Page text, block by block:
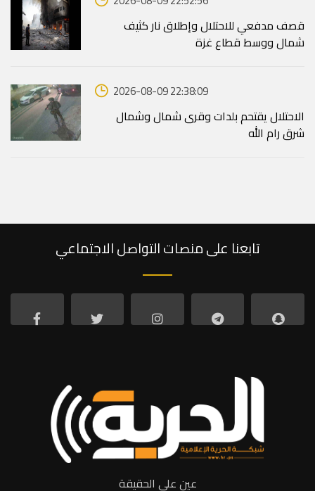
قصف مدفعي للاحتلال وإطلاق نار كثيف
شمال ووسط قطاع غزة
2026-08-09 22:38:09
الاحتلال يقتحم بلدات وقرى شمال وشمال
شرق رام الله
تابعنا على منصات التواصل الاجتماعي
عين على الحقيقة